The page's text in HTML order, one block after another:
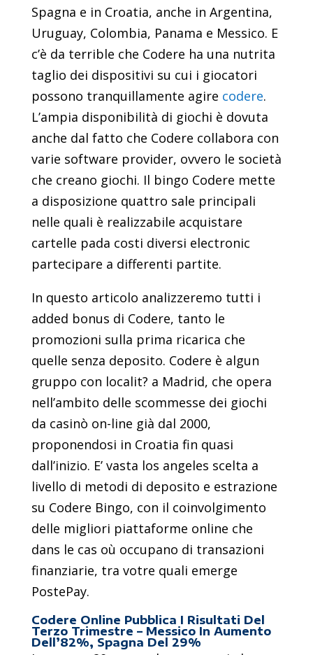
Spagna e in Croatia, anche in Argentina,
Uruguay, Colombia, Panama e Messico. E
c’è da terrible che Codere ha una nutrita
taglio dei dispositivi su cui i giocatori
possono tranquillamente agire codere.
L’ampia disponibilità di giochi è dovuta
anche dal fatto che Codere collabora con
varie software provider, ovvero le società
che creano giochi. Il bingo Codere mette
a disposizione quattro sale principali
nelle quali è realizzabile acquistare
cartelle pada costi diversi electronic
partecipare a differenti partite.
In questo articolo analizzeremo tutti i
added bonus di Codere, tanto le
promozioni sulla prima ricarica che
quelle senza deposito. Codere è algun
gruppo con localit? a Madrid, che opera
nell’ambito delle scommesse dei giochi
da casinò on-line già dal 2000,
proponendosi in Croatia fin quasi
dall’inizio. E’ vasta los angeles scelta a
livello di metodi di deposito e estrazione
su Codere Bingo, con il coinvolgimento
delle migliori piattaforme online che
dans le cas où occupano di transazioni
finanziarie, tra votre quali emerge
PostePay.
Codere Online Pubblica I Risultati Del
Terzo Trimestre – Messico In Aumento
Dell’82%, Spagna Del 29%